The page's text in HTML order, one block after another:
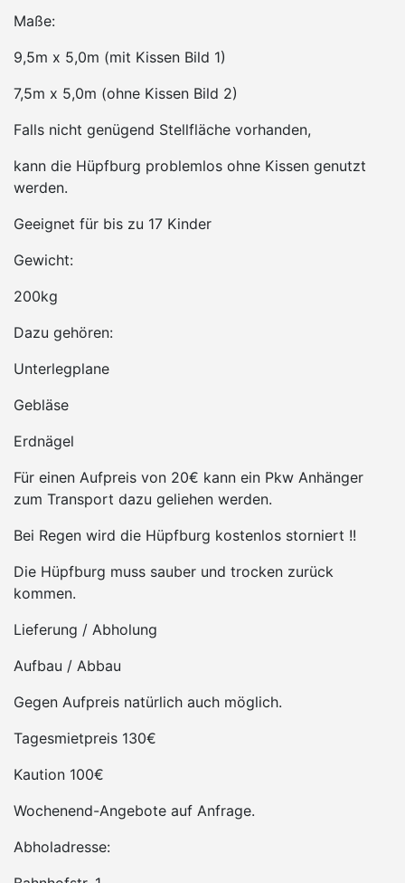
Maße:
9,5m x 5,0m (mit Kissen Bild 1)
7,5m x 5,0m (ohne Kissen Bild 2)
Falls nicht genügend Stellfläche vorhanden,
kann die Hüpfburg problemlos ohne Kissen genutzt
werden.
Geeignet für bis zu 17 Kinder
Gewicht:
200kg
Dazu gehören:
Unterlegplane
Gebläse
Erdnägel
Für einen Aufpreis von 20€ kann ein Pkw Anhänger
zum Transport dazu geliehen werden.
Bei Regen wird die Hüpfburg kostenlos storniert !!
Die Hüpfburg muss sauber und trocken zurück
kommen.
Lieferung / Abholung
Aufbau / Abbau
Gegen Aufpreis natürlich auch möglich.
Tagesmietpreis 130€
Kaution 100€
Wochenend-Angebote auf Anfrage.
Abholadresse: